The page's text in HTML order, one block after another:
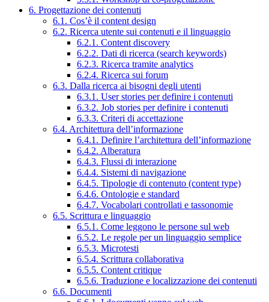
6. Progettazione dei contenuti
6.1. Cos’è il content design
6.2. Ricerca utente sui contenuti e il linguaggio
6.2.1. Content discovery
6.2.2. Dati di ricerca (search keywords)
6.2.3. Ricerca tramite analytics
6.2.4. Ricerca sui forum
6.3. Dalla ricerca ai bisogni degli utenti
6.3.1. User stories per definire i contenuti
6.3.2. Job stories per definire i contenuti
6.3.3. Criteri di accettazione
6.4. Architettura dell’informazione
6.4.1. Definire l’architettura dell’informazione
6.4.2. Alberatura
6.4.3. Flussi di interazione
6.4.4. Sistemi di navigazione
6.4.5. Tipologie di contenuto (content type)
6.4.6. Ontologie e standard
6.4.7. Vocabolari controllati e tassonomie
6.5. Scrittura e linguaggio
6.5.1. Come leggono le persone sul web
6.5.2. Le regole per un linguaggio semplice
6.5.3. Microtesti
6.5.4. Scrittura collaborativa
6.5.5. Content critique
6.5.6. Traduzione e localizzazione dei contenuti
6.6. Documenti